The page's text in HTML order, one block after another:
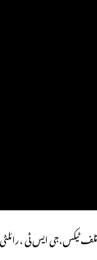
ٹیکس،جی ایس ٹی